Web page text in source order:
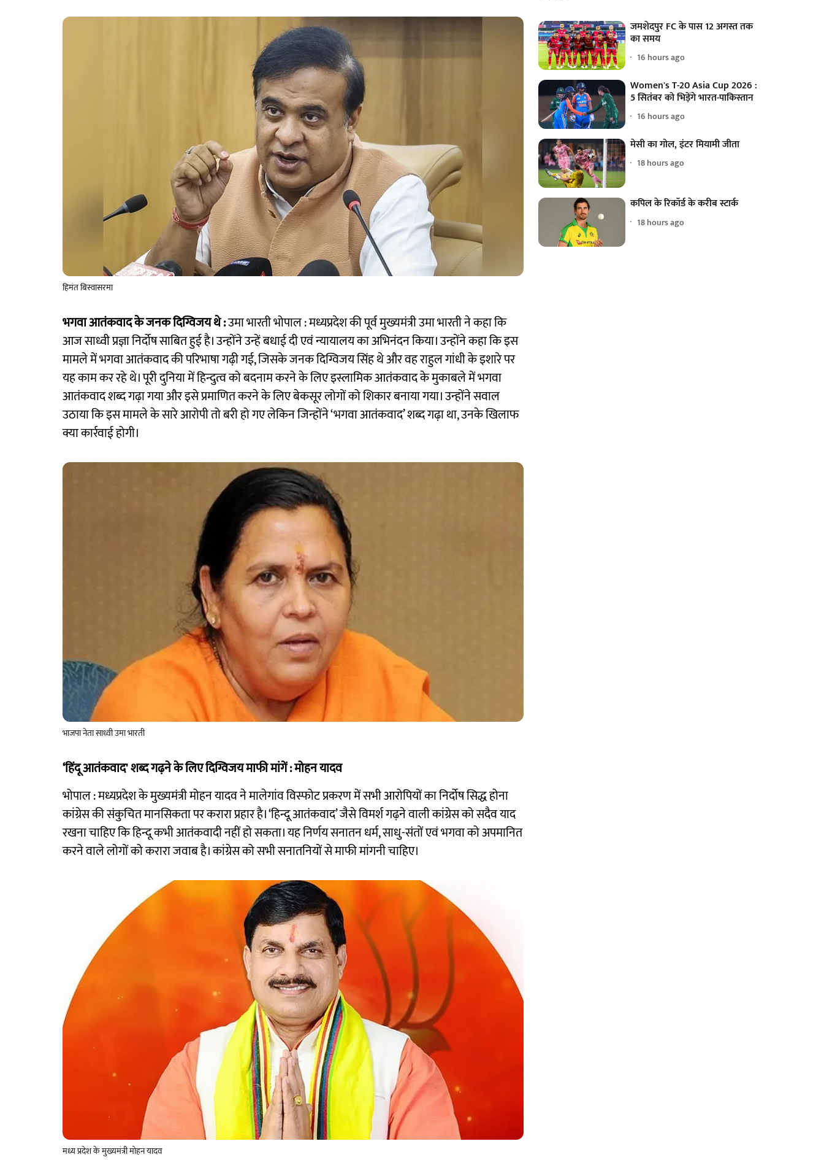
हिमंत बिस्वासरमा
भगवा आतंकवाद के जनक दिग्विजय थे :उमा भारती भोपाल : मध्यप्रदेश की पूर्व मुख्यमंत्री उमा भारती ने कहा कि
आज साध्वी प्रज्ञा निर्दोष साबित हुई है। उन्होंने उन्हें बधाई दी एवं न्यायालय का अभिनंदन किया। उन्होंने कहा कि इस
मामले में भगवा आतंकवाद की परिभाषा गढ़ी गई, जिसके जनक दिग्विजय सिंह थे और वह राहुल गांधी के इशारे पर
यह काम कर रहे थे। पूरी दुनिया में हिन्दुत्व को बदनाम करने के लिए इस्लामिक आतंकवाद के मुकाबले में भगवा
आतंकवाद शब्द गढ़ा गया और इसे प्रमाणित करने के लिए बेकसूर लोगों को शिकार बनाया गया। उन्होंने सवाल
उठाया कि इस मामले के सारे आरोपी तो बरी हो गए लेकिन जिन्होंने ‘भगवा आतंकवाद’ शब्द गढ़ा था, उनके खिलाफ
क्या कार्रवाई होगी।
भाजपा नेता साध्वी उमा भारती
‘हिंदू आतंकवाद' शब्द गढ़ने के लिए दिग्विजय माफी मांगें : मोहन यादव
भोपाल : मध्यप्रदेश के मुख्यमंत्री मोहन यादव ने मालेगांव विस्फोट प्रकरण में सभी आरोपियों का निर्दोष सिद्ध होना
कांग्रेस की संकुचित मानसिकता पर करारा प्रहार है। ‘हिन्दू आतंकवाद’ जैसे विमर्श गढ़ने वाली कांग्रेस को सदैव याद
रखना चाहिए कि हिन्दू कभी आतंकवादी नहीं हो सकता। यह निर्णय सनातन धर्म, साधु-संतों एवं भगवा को अपमानित
करने वाले लोगों को करारा जवाब है। कांग्रेस को सभी सनातनियों से माफी मांगनी चाहिए।
मध्य प्रदेश के मुख्यमंत्री मोहन यादव
जमशेदपुर FC के पास 12 अगस्त तक
का समय
16 hours ago
Women's T-20 Asia Cup 2026 :
5 सितंबर को भिड़ेंगे भारत-पाकिस्तान
16 hours ago
मेसी का गोल, इंटर मियामी जीता
18 hours ago
कपिल के रिकॉर्ड के करीब स्टार्क
18 hours ago